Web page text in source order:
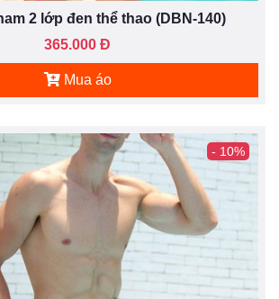
2 lớp đen thể thao (DBN-140)
365.000 Đ
Mua áo
- 10%